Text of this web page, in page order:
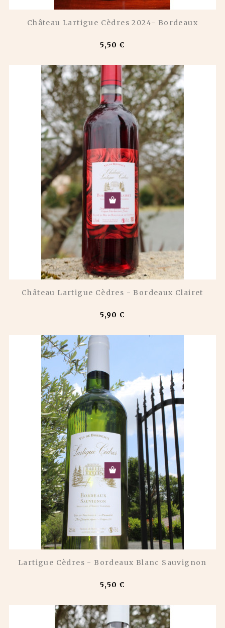
Château Lartigue Cèdres 2024- Bordeaux
5,50 €
Château Lartigue Cèdres - Bordeaux Clairet
5,90 €
Lartigue Cèdres - Bordeaux Blanc Sauvignon
5,50 €